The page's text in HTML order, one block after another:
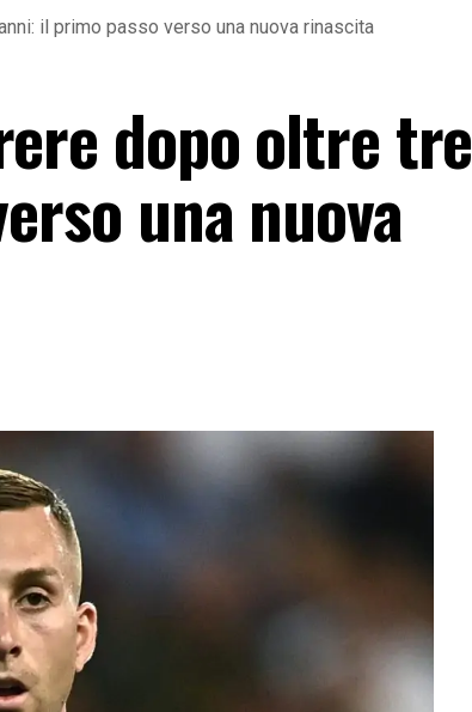
il primo passo verso una nuova rinascita
dopo oltre tre
una nuova